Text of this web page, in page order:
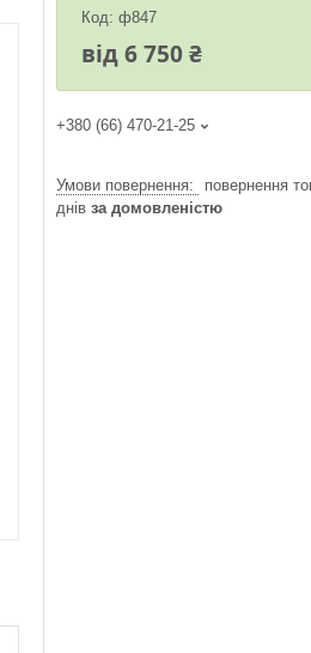
Код: ф847
від6 750 ₴
+380 (66) 470-21-25
повернення
днів за домовленістю